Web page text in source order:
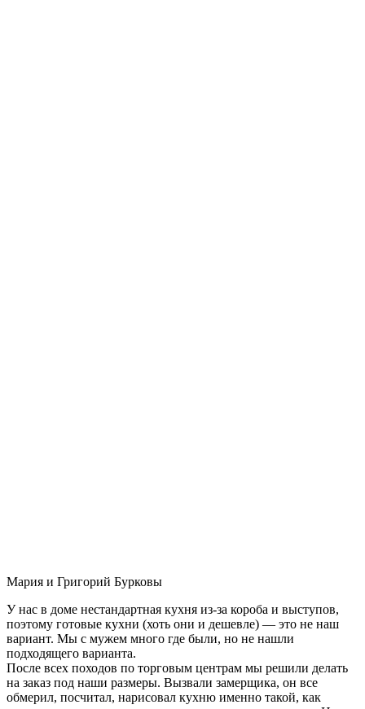
Мария и Григорий Бурковы
У нас в доме нестандартная кухня из-за короба и выступов,
поэтому готовые кухни (хоть они и дешевле) — это не наш
вариант. Мы с мужем много где были, но не нашли
подходящего варианта.
После всех походов по торговым центрам мы решили делать
на заказ под наши размеры. Вызвали замерщика, он все
обмерил, посчитал, нарисовал кухню именно такой, как